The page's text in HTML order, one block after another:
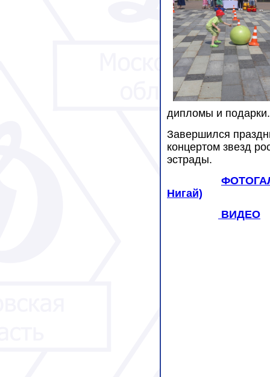
дипломы и подарки.
Завершился
концертом звезд
эстрады.
Нигай)
ВИДЕО